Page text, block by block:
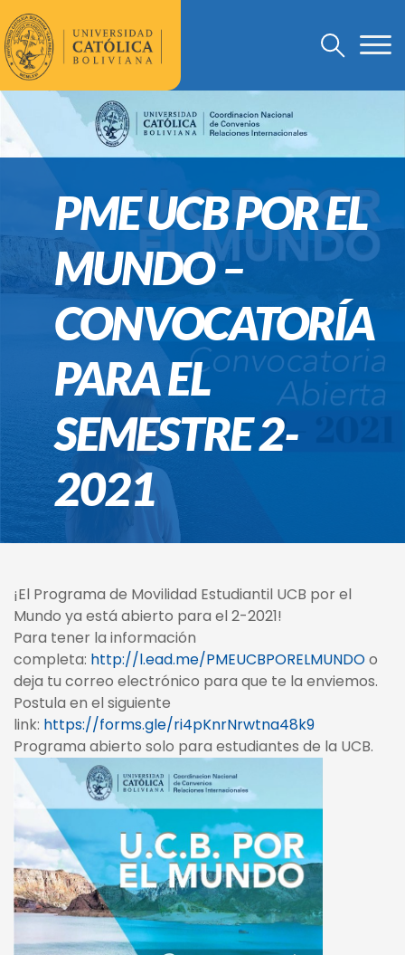
PME UCB POR EL
MUNDO –
CONVOCATORÍA
PARA EL
SEMESTRE 2-
2021
¡El Programa de Movilidad Estudiantil UCB por el
Mundo ya está abierto para el 2-2021!
Para tener la información
completa: http://l.ead.me/PMEUCBPORELMUNDOo
deja tu correo electrónico para que te la enviemos.
Postula en el siguiente
link: https://forms.gle/ri4pKnrNrwtna48k9
Programa abierto solo para estudiantes de la UCB.